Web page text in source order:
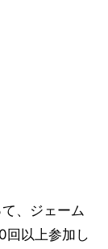
、ジェーム
回以上参加し